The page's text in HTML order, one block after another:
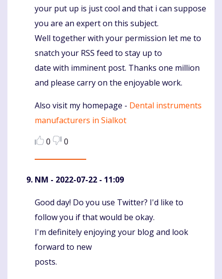
your put up is just cool and that i can suppose
you are an expert on this subject.
Well together with your permission let me to
snatch your RSS feed to stay up to
date with imminent post. Thanks one million
and please carry on the enjoyable work.
Also visit my homepage - Dental instruments
manufacturers in Sialkot
0
0
NM - 2022-07-22 - 11:09
Komentaras
Good day! Do you use Twitter? I'd like to
follow you if that would be okay.
I'm definitely enjoying your blog and look
forward to new
posts.